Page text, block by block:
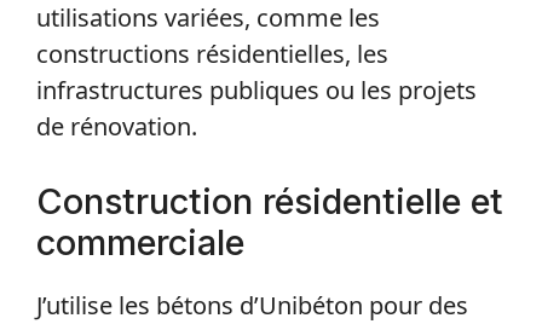
utilisations variées, comme les
constructions résidentielles, les
infrastructures publiques ou les projets
de rénovation.
Construction résidentielle et
commerciale
J’utilise les bétons d’Unibéton pour des